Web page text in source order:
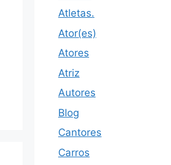
Atletas.
Ator(es)
Atores
Atriz
Autores
Blog
Cantores
Carros